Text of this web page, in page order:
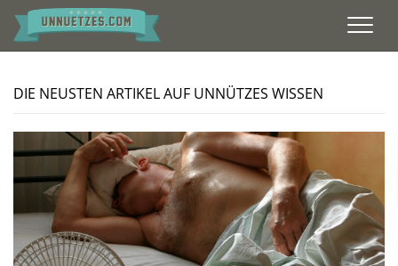
DIE NEUSTEN ARTIKEL AUF UNNÜTZES WISSEN